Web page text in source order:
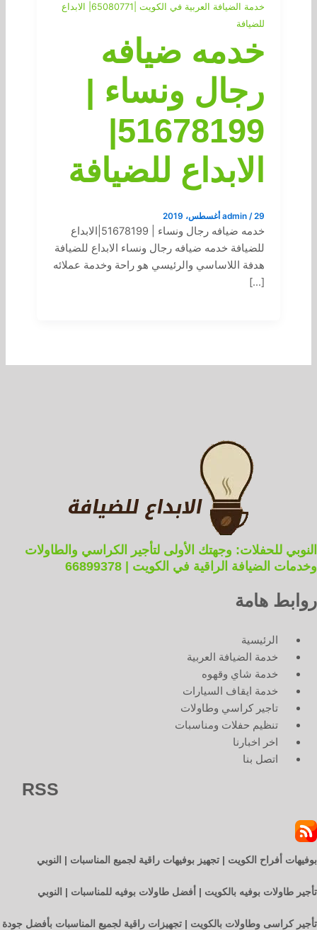
خدمة الضيافة العربية في الكويت |65080771| الابداع
للضيافة
خدمه ضيافه
رجال ونساء |
51678199|
الابداع للضيافة
admin /29 أغسطس، 2019
خدمه ضيافه رجال ونساء | 51678199|الابداع
للضيافة خدمه ضيافه رجال ونساء الابداع للضيافة
هدفة اللاساسي والرئيسي هو راحة وخدمة عملائه
[…]
النوبي للحفلات: وجهتك الأولى لتأجير الكراسي والطاولات
وخدمات الضيافة الراقية في الكويت | 66899378
روابط هامة
الرئيسية
خدمة الضيافة العربية
خدمة شاي وقهوه
خدمة ايقاف السيارات
تاجير كراسي وطاولات
تنظيم حفلات ومناسبات
اخر اخبارنا
اتصل بنا
RSS
بوفيهات أفراح الكويت | تجهيز بوفيهات راقية لجميع المناسبات | النوبي
تأجير طاولات بوفيه بالكويت | أفضل طاولات بوفيه للمناسبات | النوبي
تأجير كراسى وطاولات بالكويت | تجهيزات راقية لجميع المناسبات بأفضل جودة